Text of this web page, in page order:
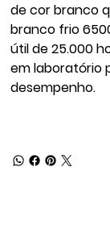
de cor branco
branco frio
útil de 25.000
em laboratório
desempenho.